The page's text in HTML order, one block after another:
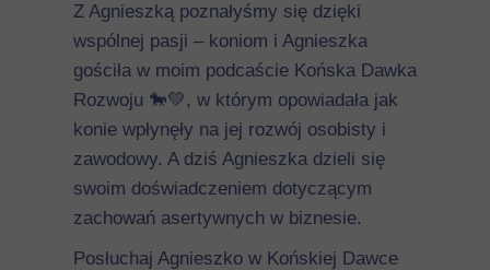
Z Agnieszką poznałyśmy się dzięki
wspólnej pasji – koniom i Agnieszka
gościła w moim podcaście Końska Dawka
Rozwoju 🐎💚, w którym opowiadała jak
konie wpłynęły na jej rozwój osobisty i
zawodowy. A dziś Agnieszka dzieli się
swoim doświadczeniem dotyczącym
zachowań asertywnych w biznesie.
Posłuchaj Agnieszko w Końskiej Dawce